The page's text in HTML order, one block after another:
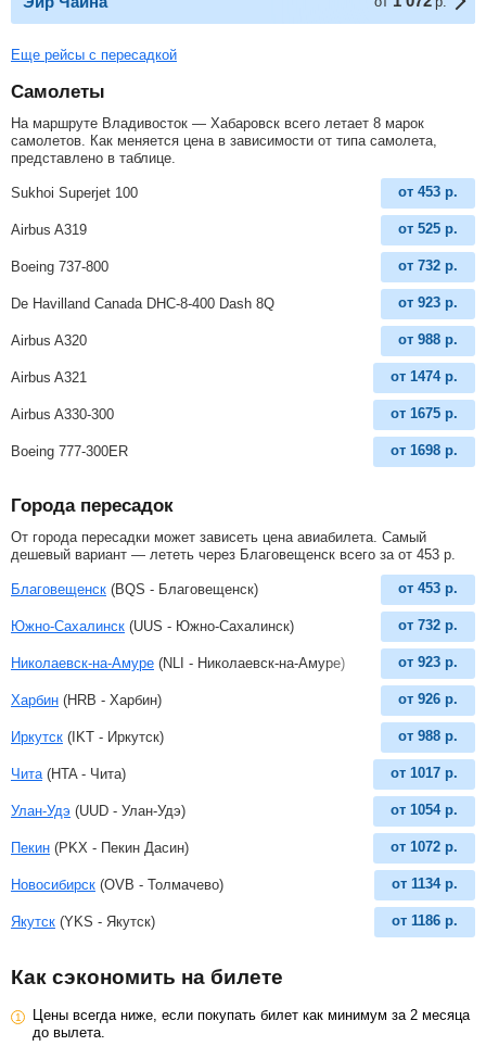
Еще рейсы с пересадкой
Самолеты
На маршруте Владивосток — Хабаровск всего летает 8 марок
самолетов. Как меняется цена в зависимости от типа самолета,
представлено в таблице.
Sukhoi Superjet 100 от 453 р.
Airbus A319 от 525 р.
Boeing 737-800 от 732 р.
De Havilland Canada DHC-8-400 Dash 8Q от 923 р.
Airbus A320 от 988 р.
Airbus A321 от 1474 р.
Airbus A330-300 от 1675 р.
Boeing 777-300ER от 1698 р.
Города пересадок
От города пересадки может зависеть цена авиабилета. Самый
дешевый вариант — лететь через Благовещенск всего за от 453 р
Благовещенск (BQS - Благовещенск) от 453 р.
Южно-Сахалинск (UUS - Южно-Сахалинск) от 732 р.
Николаевск-на-Амуре (NLI - Николаевск-на-Амуре) от 923 р.
Харбин (HRB - Харбин) от 926 р.
Иркутск (IKT - Иркутск) от 988 р.
Чита (HTA - Чита) от 1017 р.
Улан-Удэ (UUD - Улан-Удэ) от 1054 р.
Пекин (PKX - Пекин Дасин) от 1072 р.
Новосибирск (OVB - Толмачево) от 1134 р.
Якутск (YKS - Якутск) от 1186 р.
Как сэкономить на билете
Цены всегда ниже, если покупать билет как минимум за 2 месяца
до вылета.